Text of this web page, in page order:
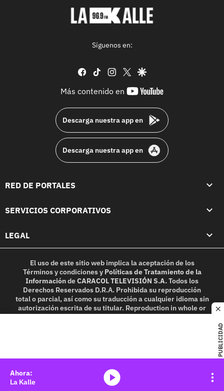
PUBLICIDAD
Síguenos en:
facebook
tiktok instagram
twittergoogle
Más contenido en
youtube-
Descarga nuestra app en
Descarga nuestra app en
RED DE PORTALES
SERVICIOS CORPORATIVOS
LEGAL
El uso de este sitio web implica la aceptación de los
Términos y condicionesy Políticas de Tratamiento de la
InformacióndeCARACOL TELEVISIÓN S.A.Todos los
Derechos Reservados D.R.A. Prohibida su reproducción
total o parcial, así como su traducción a cualquier idioma sin
autorización escrita de su titular. Reproduction in whole or
in part, or translation without written permission is
La Kalle